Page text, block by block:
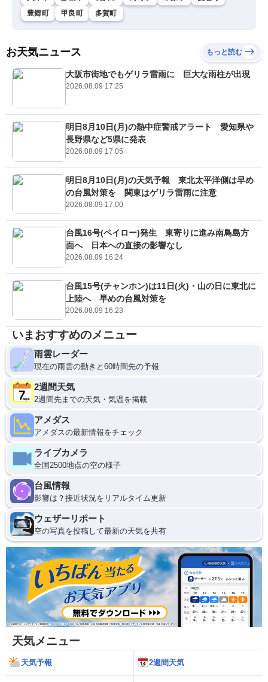
豊郷町
甲良町 多賀町
お天気ニュース もっと読む
大阪市街地でもゲリラ雷雨に 巨大な雨柱が出現
2026.08.09 17:25
明日8月10日(月)の熱中症警戒アラート 愛知県や
長野県など5県に発表
2026.08.09 17:05
明日8月10日(月)の天気予報 東北太平洋側は早め
の台風対策を 関東はゲリラ雷雨に注意
2026.08.09 17:00
台風16号(ペイロー)発生 東寄りに進み南鳥島方
面へ 日本への直接の影響なし
2026.08.09 16:24
台風15号(チャンホン)は11日(火)・山の日に東北に
上陸へ 早めの台風対策を
2026.08.09 16:23
いまおすすめのメニュー
雨雲レーダー
現在の雨雲の動きと60時間先の予報
2週間天気
2週間先までの天気・気温を掲載
アメダス
アメダスの最新情報をチェック
ライブカメラ
全国2500地点の空の様子
台風情報
影響は？接近状況をリアルタイム更新
ウェザーリポート
空の写真を投稿して最新の天気を共有
天気メニュー
天気予報 2週間天気